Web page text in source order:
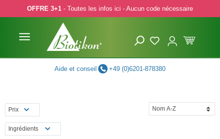
to main content
Skip to search
Skip to main navigation
OFFRE 3+1 - Toutes les infos ici - Aucun code nécessaire
Aide et conseil +49 (0)6201-878380
Prix
Ingrédients